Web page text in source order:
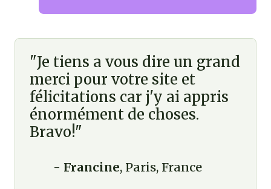
"Je tiens a vous dire un grand
merci pour votre site et
félicitations car j'y ai appris
énormément de choses.
Bravo!"
-Francine, Paris, France